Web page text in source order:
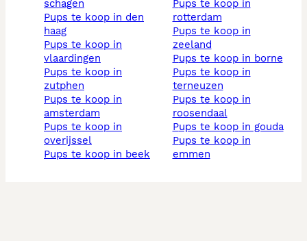
schagen
pups te koop in den
haag
pups te koop in
vlaardingen
pups te koop in
zutphen
pups te koop in
amsterdam
pups te koop in
overijssel
pups te koop in beek
pups te koop in
rotterdam
pups te koop in
zeeland
pups te koop in borne
pups te koop in
terneuzen
pups te koop in
roosendaal
pups te koop in gouda
pups te koop in
emmen